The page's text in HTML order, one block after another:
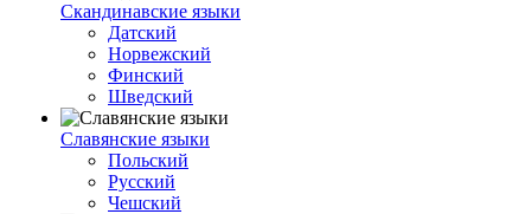
Скандинавские языки
Датский
Норвежский
Финский
Шведский
Славянские языки
Польский
Русский
Чешский